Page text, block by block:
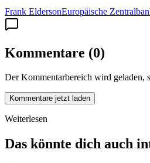
Frank EldersonEuropäische
Kommentare (0)
Der Kommentarbereich wird geladen,
Kommentare jetzt laden
Weiterlesen
Das könnte dich auch